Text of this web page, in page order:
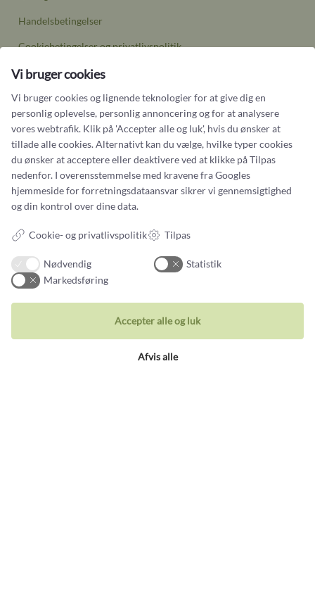
Handelsbetingelser
Cookiebetingelser og privatlivspolitik
Persondatapolitik
Smykker
Ringe
Vielsesringe
Øreringe
Halskæder
Unika Inspiration
Armbånd
Besøg vores butik
Vi bruger cookies
Vi bruger cookies og lignende teknologier for at give dig en
personlig oplevelse, personlig annoncering og for at analysere
vores webtrafik. Klik på 'Accepter alle og luk', hvis du ønsker at
tillade alle cookies. Alternativt kan du vælge, hvilke typer cookies
du ønsker at acceptere eller deaktivere ved at klikke på Tilpas
nedenfor. I overensstemmelse med kravene fraGoogles
hjemmeside for forretningsdataansvarsikrer vi gennemsigtighed
og din kontrol over dine data.
Cookie- og privatlivspolitik Tilpas
Nødvendig
Statistik
Markedsføring
Afvis alle
Accepter alle og luk